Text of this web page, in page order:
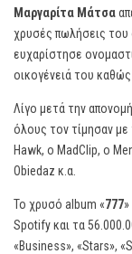
Μαργαρίτα Μάτσα
χρυσές πωλήσεις του
ευχαρίστησε
οικογένειά του καθώς
Λίγο μετά την
όλους τον τίμησαν
Hawk, ο MadClip, ο
Obiedaz κ.α.
Το χρυσό album «777
Spotify και τα
«Business», «Stars»,